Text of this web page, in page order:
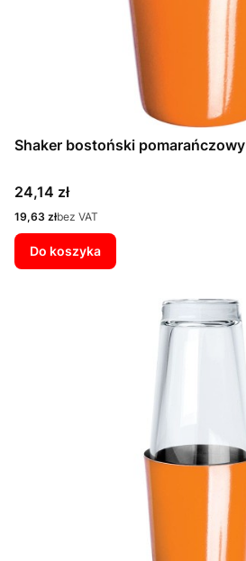
Shaker bostoński pomarańczowy
Cena
24,14 zł
Cena
19,63 złbez VAT
Do koszyka